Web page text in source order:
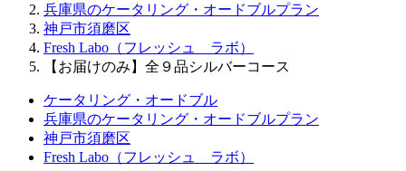
兵庫県のケータリング・オードブルプラン
神戸市須磨区
Fresh Labo（フレッシュ ラボ）
【お届けのみ】全９品シルバーコース
ケータリング・オードブル
兵庫県のケータリング・オードブルプラン
神戸市須磨区
Fresh Labo（フレッシュ ラボ）